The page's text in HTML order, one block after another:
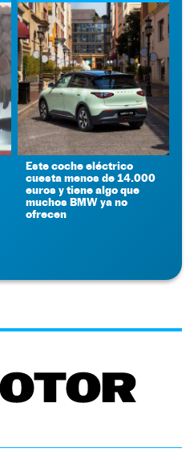
Este coche eléctrico
cuesta menos de 14.000
euros y tiene algo que
muchos BMW ya no
ofrecen